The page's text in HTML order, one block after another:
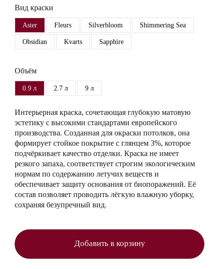
Вид краски
Aster Fleurs Silverbloom Shimmering Sea
Obsidian Kvarts Sapphire
Объём
0.9 л 2.7 л 9 л
Интерьерная краска, сочетающая глубокую матовую
эстетику с высокими стандартами европейского
производства. Созданная для окраски потолков, она
формирует стойкое покрытие с глянцем 3%, которое
подчёркивает качество отделки. Краска не имеет
резкого запаха, соответствует строгим экологическим
нормам по содержанию летучих веществ и
обеспечивает защиту основания от биопоражений. Её
состав позволяет проводить лёгкую влажную уборку,
сохраняя безупречный вид.
Добавить в корзину